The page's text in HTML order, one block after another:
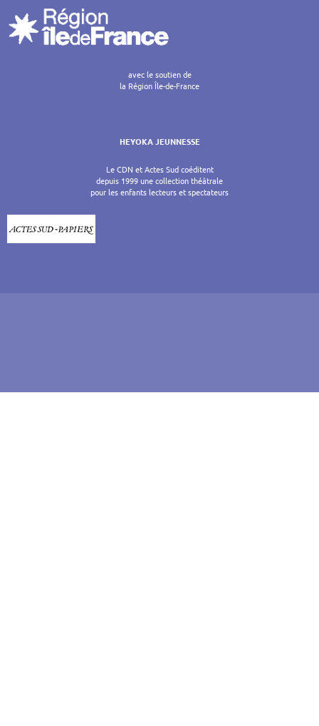
avec le soutien de
la Région Île-de-France
HEYOKA JEUNNESSE
Le CDN et Actes Sud coéditent
depuis 1999 une collection théâtrale
pour les enfants lecteurs et spectateurs